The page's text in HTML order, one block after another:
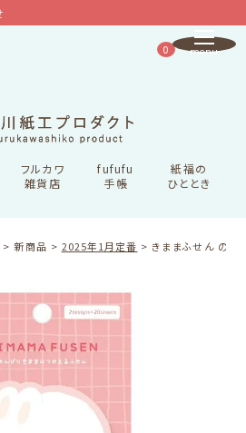
フルカワ
雑貨店
fufufu
手帳
紙福の
ひととき
0
新商品 2025年1月定番 きままふせん のん